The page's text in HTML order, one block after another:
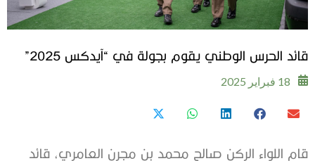
قائد الحرس الوطني يقوم بجولة في “آيدكس 2025”
18 فبراير 2025
قام اللواء الركن صالح محمد بن مجرن العامري، قائد